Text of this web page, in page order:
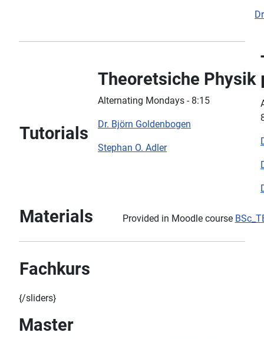
Tutorials
Theoretsiche Physik
Alternating Mondays - 8:15
Dr. Björn Goldenbogen
Stephan O. Adler
Materials Provided in Moodle course
Fachkurs
{/sliders}
Master